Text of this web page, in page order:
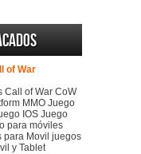
of War
Call of War CoW
MMO Juego
IOS Juego
para móviles
para Movil juegos
y Tablet